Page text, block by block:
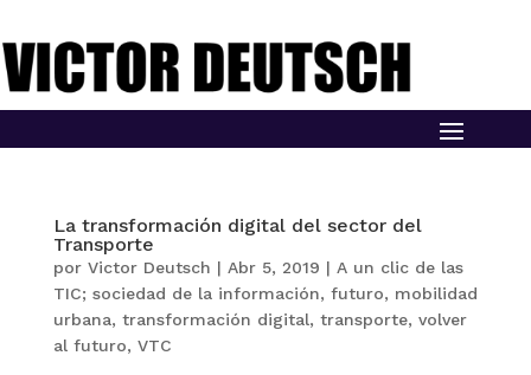
La transformación digital del sector del
Transporte
por Victor Deutsch | Abr 5, 2019 | A un clic de las
TIC; sociedad de la información, futuro, mobilidad
urbana, transformación digital, transporte, volver
al futuro, VTC